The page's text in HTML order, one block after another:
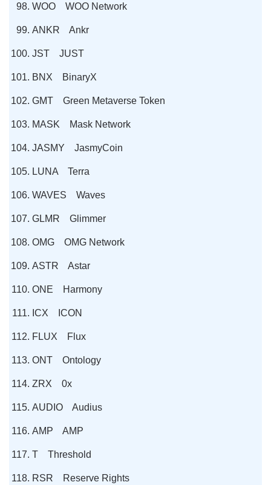
WOO WOO Network
ANKR Ankr
JST JUST
BNX BinaryX
GMT Green Metaverse Token
MASK Mask Network
JASMY JasmyCoin
LUNA Terra
WAVES Waves
GLMR Glimmer
OMG OMG Network
ASTR Astar
ONE Harmony
ICX ICON
FLUX Flux
ONT Ontology
ZRX 0x
AUDIO Audius
AMP AMP
T Threshold
RSR Reserve Rights